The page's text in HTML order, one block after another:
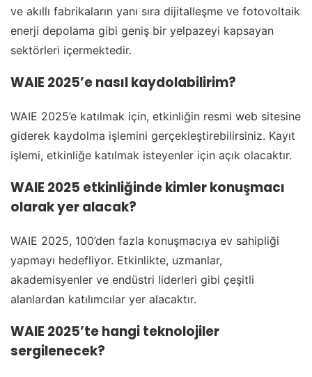
ve akıllı fabrikaların yanı sıra dijitalleşme ve fotovoltaik
enerji depolama gibi geniş bir yelpazeyi kapsayan
sektörleri içermektedir.
WAIE 2025’e nasıl kaydolabilirim?
WAIE 2025’e katılmak için, etkinliğin resmi web sitesine
giderek kaydolma işlemini gerçekleştirebilirsiniz. Kayıt
işlemi, etkinliğe katılmak isteyenler için açık olacaktır.
WAIE 2025 etkinliğinde kimler konuşmacı
olarak yer alacak?
WAIE 2025, 100’den fazla konuşmacıya ev sahipliği
yapmayı hedefliyor. Etkinlikte, uzmanlar,
akademisyenler ve endüstri liderleri gibi çeşitli
alanlardan katılımcılar yer alacaktır.
WAIE 2025’te hangi teknolojiler
sergilenecek?